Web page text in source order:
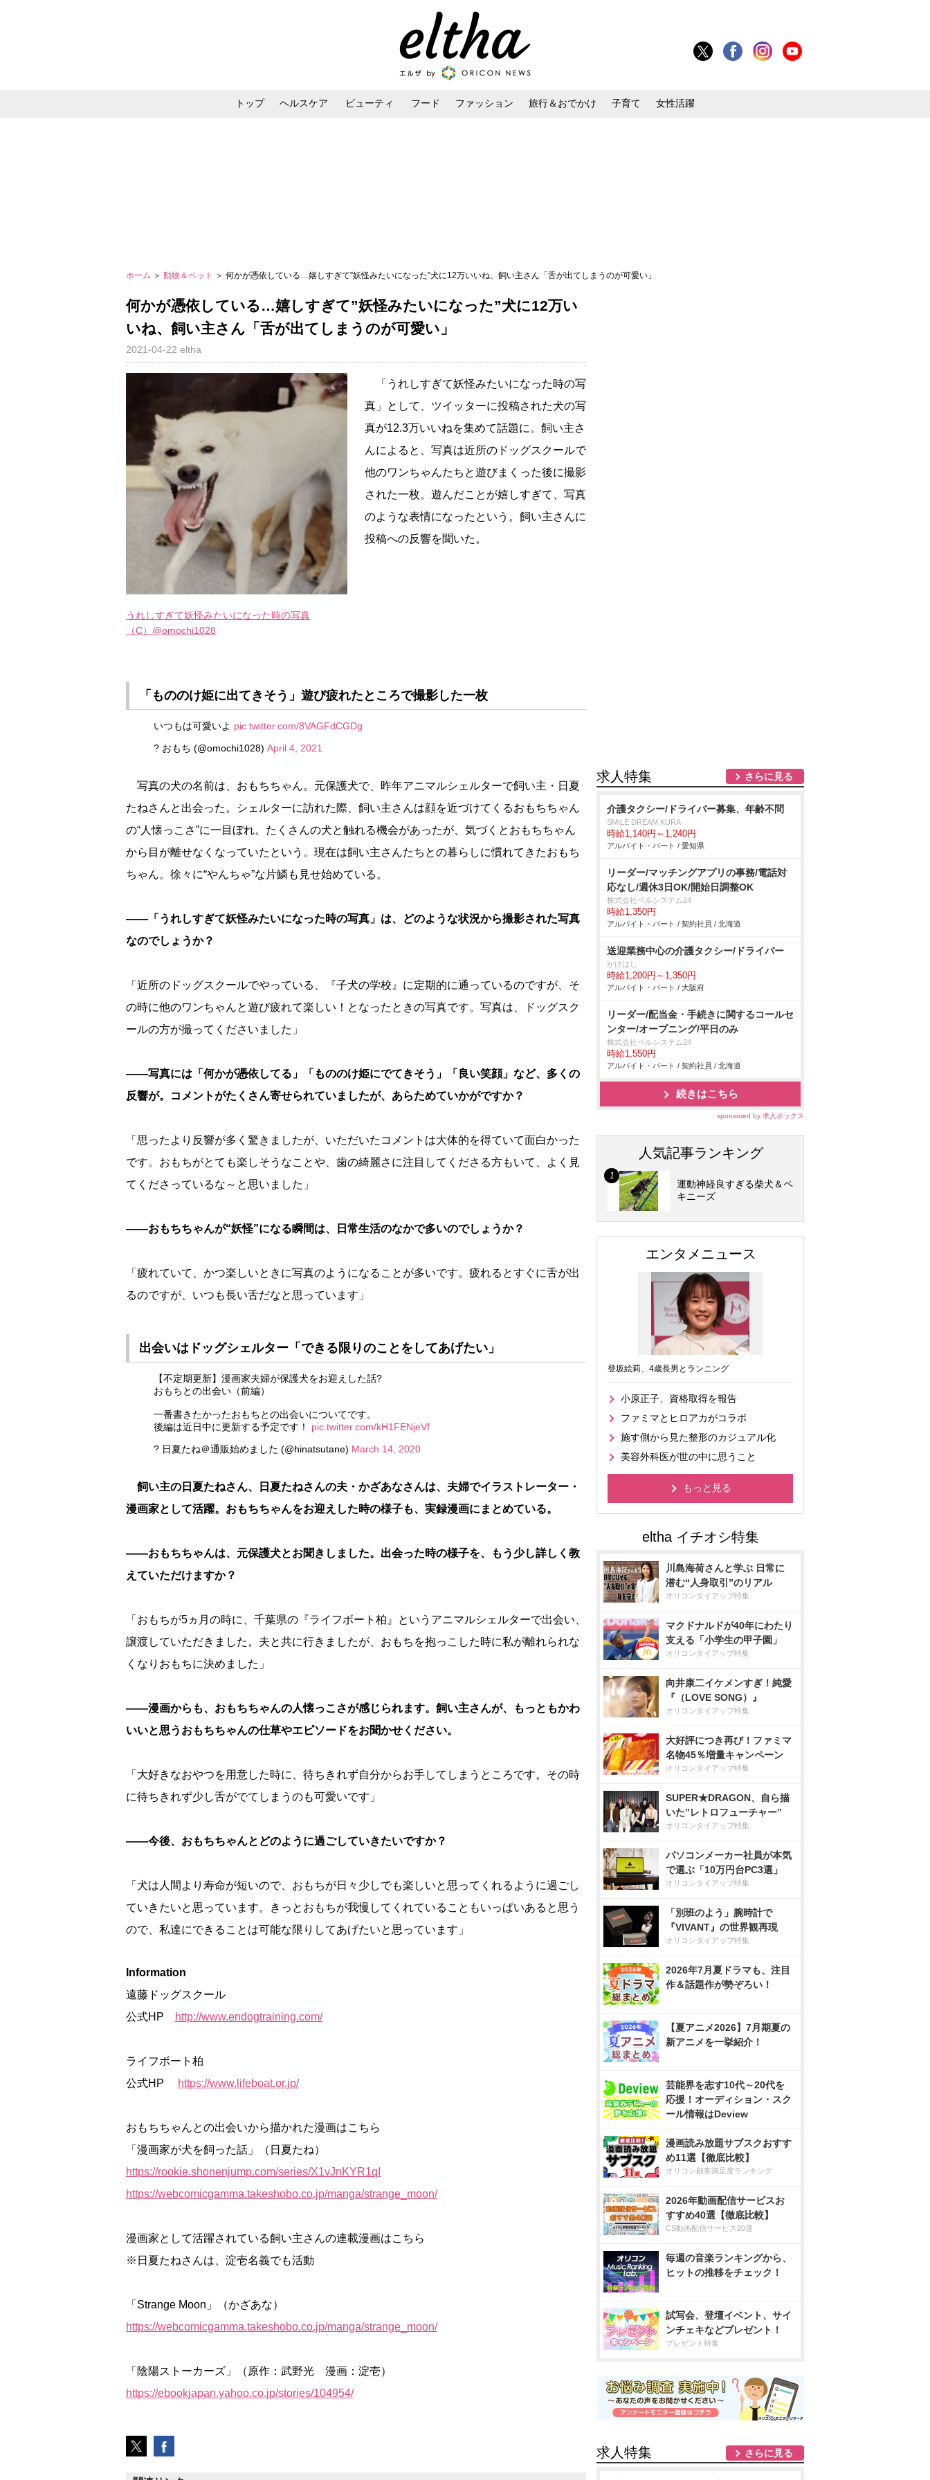
トップ ヘルスケア ビューティ フード ファッション 旅行＆おでかけ 子育て 女性活躍
ホーム ＞ 動物＆ペット ＞ 何かが憑依している…嬉しすぎて”妖怪みたいになった”犬に12万いいね、飼い主さん「舌が出てしまうのが可愛い」
何かが憑依している…嬉しすぎて”妖怪みたいになった”犬に12万い
いね、飼い主さん「舌が出てしまうのが可愛い」
2021-04-22 eltha
うれしすぎて妖怪みたいになった時の写真
（C）@omochi1028
「うれしすぎて妖怪みたいになった時の写
真」として、ツイッターに投稿された犬の写
真が12.3万いいねを集めて話題に。飼い主さ
んによると、写真は近所のドッグスクールで
他のワンちゃんたちと遊びまくった後に撮影
された一枚。遊んだことが嬉しすぎて、写真
のような表情になったという。飼い主さんに
投稿への反響を聞いた。
「もののけ姫に出てきそう」遊び疲れたところで撮影した一枚
いつもは可愛いよ pic.twitter.com/8VAGFdCGDg
? おもち (@omochi1028) April 4, 2021
写真の犬の名前は、おもちちゃん。元保護犬で、昨年アニマルシェルターで飼い主・日夏
たねさんと出会った。シェルターに訪れた際、飼い主さんは顔を近づけてくるおもちちゃん
の“人懐っこさ”に一目ぼれ。たくさんの犬と触れる機会があったが、気づくとおもちちゃん
から目が離せなくなっていたという。現在は飼い主さんたちとの暮らしに慣れてきたおもち
ちゃん。徐々に“やんちゃ”な片鱗も見せ始めている。
――「うれしすぎて妖怪みたいになった時の写真」は、どのような状況から撮影された写真
なのでしょうか？
「近所のドッグスクールでやっている、『子犬の学校』に定期的に通っているのですが、そ
の時に他のワンちゃんと遊び疲れて楽しい！となったときの写真です。写真は、ドッグスク
ールの方が撮ってくださいました」
――写真には「何かが憑依してる」「もののけ姫にでてきそう」「良い笑顔」など、多くの
反響が。コメントがたくさん寄せられていましたが、あらためていかがですか？
「思ったより反響が多く驚きましたが、いただいたコメントは大体的を得ていて面白かった
です。おもちがとても楽しそうなことや、歯の綺麗さに注目してくださる方もいて、よく見
てくださっているな～と思いました」
――おもちちゃんが“妖怪”になる瞬間は、日常生活のなかで多いのでしょうか？
「疲れていて、かつ楽しいときに写真のようになることが多いです。疲れるとすぐに舌が出
るのですが、いつも長い舌だなと思っています」
出会いはドッグシェルター「できる限りのことをしてあげたい」
【不定期更新】漫画家夫婦が保護犬をお迎えした話?
おもちとの出会い（前編）
一番書きたかったおもちとの出会いについてです。
後編は近日中に更新する予定です！ pic.twitter.com/kH1FENjeVf
? 日夏たね＠通販始めました (@hinatsutane) March 14, 2020
飼い主の日夏たねさん、日夏たねさんの夫・かざあなさんは、夫婦でイラストレーター・
漫画家として活躍。おもちちゃんをお迎えした時の様子も、実録漫画にまとめている。
――おもちちゃんは、元保護犬とお聞きしました。出会った時の様子を、もう少し詳しく教
えていただけますか？
「おもちが5ヵ月の時に、千葉県の『ライフボート柏』というアニマルシェルターで出会い、
譲渡していただきました。夫と共に行きましたが、おもちを抱っこした時に私が離れられな
くなりおもちに決めました」
――漫画からも、おもちちゃんの人懐っこさが感じられます。飼い主さんが、もっともかわ
いいと思うおもちちゃんの仕草やエピソードをお聞かせください。
「大好きなおやつを用意した時に、待ちきれず自分からお手してしまうところです。その時
に待ちきれず少し舌がでてしまうのも可愛いです」
――今後、おもちちゃんとどのように過ごしていきたいですか？
「犬は人間より寿命が短いので、おもちが日々少しでも楽しいと思ってくれるように過ごし
ていきたいと思っています。きっとおもちが我慢してくれていることもいっぱいあると思う
ので、私達にできることは可能な限りしてあげたいと思っています」
Information
遠藤ドッグスクール
公式HP
http://www.endogtraining.com/
ライフボート柏
公式HP
https://www.lifeboat.or.jp/
おもちちゃんとの出会いから描かれた漫画はこちら
「漫画家が犬を飼った話」（日夏たね）
https://rookie.shonenjump.com/series/X1vJnKYR1qI
https://webcomicgamma.takeshobo.co.jp/manga/strange_moon/
漫画家として活躍されている飼い主さんの連載漫画はこちら
※日夏たねさんは、淀壱名義でも活動
「Strange Moon」（かざあな）
https://webcomicgamma.takeshobo.co.jp/manga/strange_moon/
「陰陽ストーカーズ」（原作：武野光 漫画：淀壱）
https://ebookjapan.yahoo.co.jp/stories/104954/
求人特集 さらに見る
介護タクシー/ドライバー募集、年齢不問
SMILE DREAM KURA
時給1,140円～1,240円
アルバイト・パート / 愛知県
リーダー/マッチングアプリの事務/電話対
応なし/週休3日OK/開始日調整OK
株式会社ベルシステム24
時給1,350円
アルバイト・パート / 契約社員 / 北海道
送迎業務中心の介護タクシー/ドライバー
かけはし
時給1,200円～1,350円
アルバイト・パート / 大阪府
リーダー/配当金・手続きに関するコールセ
ンター/オープニング/平日のみ
株式会社ベルシステム24
時給1,550円
アルバイト・パート / 契約社員 / 北海道
続きはこちら
sponsored by 求人ボックス
人気記事ランキング
運動神経良すぎる柴犬＆ペ
キニーズ
エンタメニュース
登坂絵莉、4歳長男とランニング
小原正子、資格取得を報告
ファミマとヒロアカがコラボ
施す側から見た整形のカジュアル化
美容外科医が世の中に思うこと
もっと見る
川島海荷さんと学ぶ 日常に
潜む“人身取引”のリアル
オリコンタイアップ特集
マクドナルドが40年にわたり
支える「小学生の甲子園」
オリコンタイアップ特集
向井康二イケメンすぎ！純愛
『（LOVE SONG）』
オリコンタイアップ特集
大好評につき再び！ファミマ
名物45％増量キャンペーン
オリコンタイアップ特集
SUPER★DRAGON、自ら描
いた”レトロフューチャー”
オリコンタイアップ特集
パソコンメーカー社員が本気
で選ぶ「10万円台PC3選」
オリコンタイアップ特集
「別班のよう」腕時計で
『VIVANT』の世界観再現
オリコンタイアップ特集
2026年7月夏ドラマも、注目
作＆話題作が勢ぞろい！
【夏アニメ2026】7月期夏の
新アニメを一挙紹介！
芸能界を志す10代～20代を
応援！オーディション・スク
ール情報はDeview
漫画読み放題サブスクおすす
め11選【徹底比較】
オリコン顧客満足度ランキング
2026年動画配信サービスお
すすめ40選【徹底比較】
CS動画配信サービス20選
毎週の音楽ランキングから、
ヒットの推移をチェック！
試写会、登壇イベント、サイ
ンチェキなどプレゼント！
プレゼント特集
求人特集 さらに見る